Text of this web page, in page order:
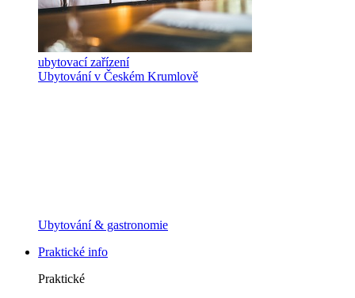
ubytovací zařízení
Ubytování v Českém Krumlově
Ubytování & gastronomie
Praktické info
Praktické